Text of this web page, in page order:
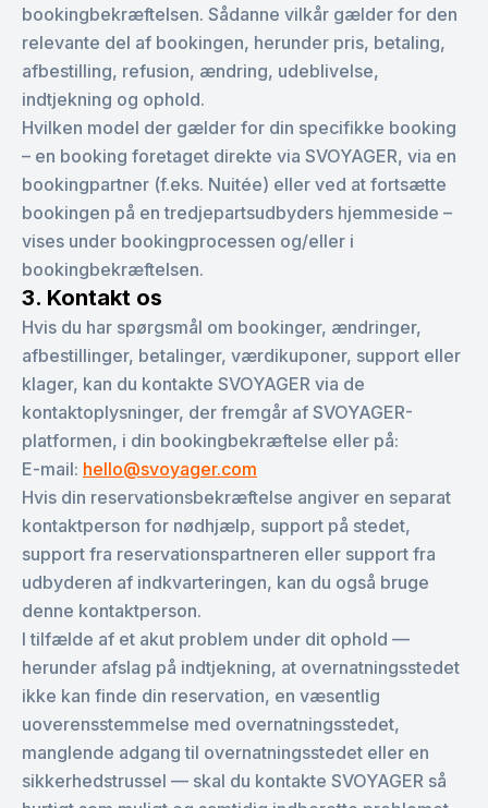
bookingbekræftelsen. Sådanne vilkår gælder for den
relevante del af bookingen, herunder pris, betaling,
afbestilling, refusion, ændring, udeblivelse,
indtjekning og ophold.
Hvilken model der gælder for din specifikke booking
– en booking foretaget direkte via SVOYAGER, via en
bookingpartner (f.eks. Nuitée) eller ved at fortsætte
bookingen på en tredjepartsudbyders hjemmeside –
vises under bookingprocessen og/eller i
bookingbekræftelsen.
3. Kontakt os
Hvis du har spørgsmål om bookinger, ændringer,
afbestillinger, betalinger, værdikuponer, support eller
klager, kan du kontakte SVOYAGER via de
kontaktoplysninger, der fremgår af SVOYAGER-
platformen, i din bookingbekræftelse eller på:
E-mail: hello@svoyager.com
Hvis din reservationsbekræftelse angiver en separat
kontaktperson for nødhjælp, support på stedet,
support fra reservationspartneren eller support fra
udbyderen af indkvarteringen, kan du også bruge
denne kontaktperson.
I tilfælde af et akut problem under dit ophold —
herunder afslag på indtjekning, at overnatningsstedet
ikke kan finde din reservation, en væsentlig
uoverensstemmelse med overnatningsstedet,
manglende adgang til overnatningsstedet eller en
sikkerhedstrussel — skal du kontakte SVOYAGER så